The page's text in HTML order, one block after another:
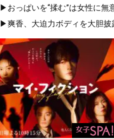
▶おっぱいを“揉む”は女性に無
▶爽香、大迫力ボディを大胆披